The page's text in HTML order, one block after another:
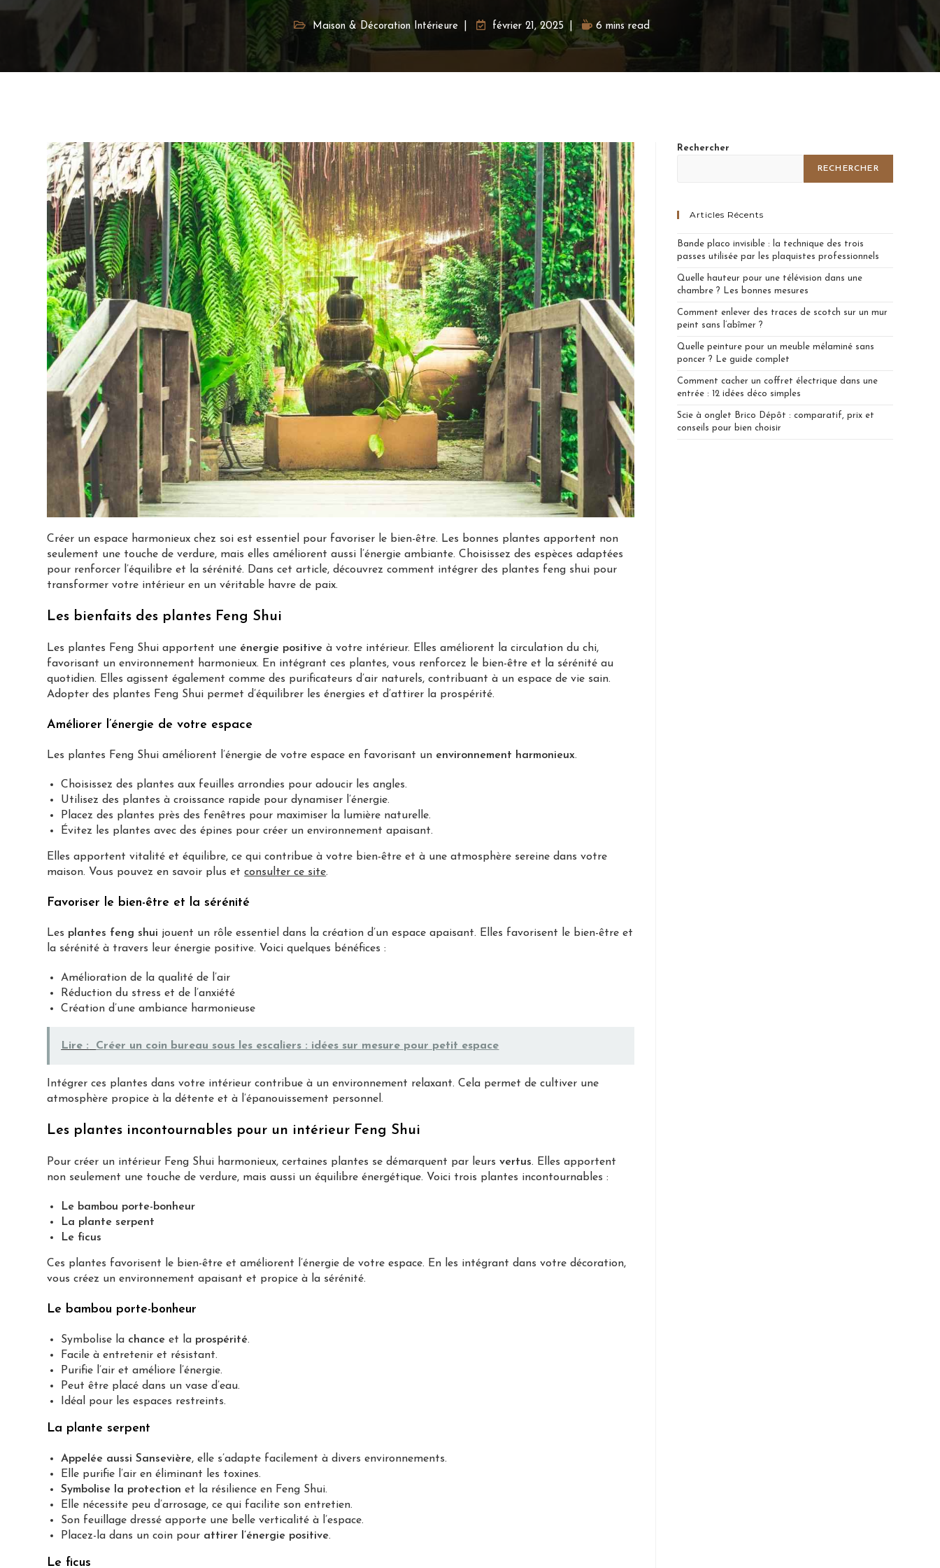
Maison & Décoration Intérieure février 21, 2025 6 mins read
Créer un espace harmonieux chez soi est essentiel pour favoriser le bien-être. Les bonnes plantes apportent non
seulement une touche de verdure, mais elles améliorent aussi l’énergie ambiante. Choisissez des espèces adaptées
pour renforcer l’équilibre et la sérénité. Dans cet article, découvrez comment intégrer des plantes feng shui pour
transformer votre intérieur en un véritable havre de paix.
Les bienfaits des plantes Feng Shui
Les plantes Feng Shui apportent une énergie positive à votre intérieur. Elles améliorent la circulation du chi,
favorisant un environnement harmonieux. En intégrant ces plantes, vous renforcez le bien-être et la sérénité au
quotidien. Elles agissent également comme des purificateurs d’air naturels, contribuant à un espace de vie sain.
Adopter des plantes Feng Shui permet d’équilibrer les énergies et d’attirer la prospérité.
Améliorer l’énergie de votre espace
Les plantes Feng Shui améliorent l’énergie de votre espace en favorisant un environnement harmonieux.
Choisissez des plantes aux feuilles arrondies pour adoucir les angles.
Utilisez des plantes à croissance rapide pour dynamiser l’énergie.
Placez des plantes près des fenêtres pour maximiser la lumière naturelle.
Évitez les plantes avec des épines pour créer un environnement apaisant.
Elles apportent vitalité et équilibre, ce qui contribue à votre bien-être et à une atmosphère sereine dans votre
maison. Vous pouvez en savoir plus etconsulter ce site.
Favoriser le bien-être et la sérénité
Les plantes feng shui jouent un rôle essentiel dans la création d’un espace apaisant. Elles favorisent le bien-être et
la sérénité à travers leur énergie positive. Voici quelques bénéfices :
Amélioration de la qualité de l’air
Réduction du stress et de l’anxiété
Création d’une ambiance harmonieuse
Lire : Créer un coin bureau sous les escaliers : idées sur mesure pour petit espace
Intégrer ces plantes dans votre intérieur contribue à un environnement relaxant. Cela permet de cultiver une
atmosphère propice à la détente et à l’épanouissement personnel.
Les plantes incontournables pour un intérieur Feng Shui
Pour créer un intérieur Feng Shui harmonieux, certaines plantes se démarquent par leursvertus. Elles apportent
non seulement une touche de verdure, mais aussi un équilibre énergétique. Voici trois plantes incontournables :
Le bambou porte-bonheur
La plante serpent
Le ficus
Ces plantes favorisent le bien-être et améliorent l’énergie de votre espace. En les intégrant dans votre décoration,
vous créez un environnement apaisant et propice à la sérénité.
Le bambou porte-bonheur
Symbolise la chance et la prospérité.
Facile à entretenir et résistant.
Purifie l’air et améliore l’énergie.
Peut être placé dans un vase d’eau.
Idéal pour les espaces restreints.
La plante serpent
Appelée aussi Sansevière, elle s’adapte facilement à divers environnements.
Elle purifie l’air en éliminant les toxines.
Symbolise la protection et la résilience en Feng Shui.
Elle nécessite peu d’arrosage, ce qui facilite son entretien.
Son feuillage dressé apporte une belle verticalité à l’espace.
Placez-la dans un coin pour attirer l’énergie positive.
Le ficus
Rechercher
RECHERCHER
Articles Récents
Bande placo invisible : la technique des trois
passes utilisée par les plaquistes professionnels
Quelle hauteur pour une télévision dans une
chambre ? Les bonnes mesures
Comment enlever des traces de scotch sur un mur
peint sans l’abîmer ?
Quelle peinture pour un meuble mélaminé sans
poncer ? Le guide complet
Comment cacher un coffret électrique dans une
entrée : 12 idées déco simples
Scie à onglet Brico Dépôt : comparatif, prix et
conseils pour bien choisir